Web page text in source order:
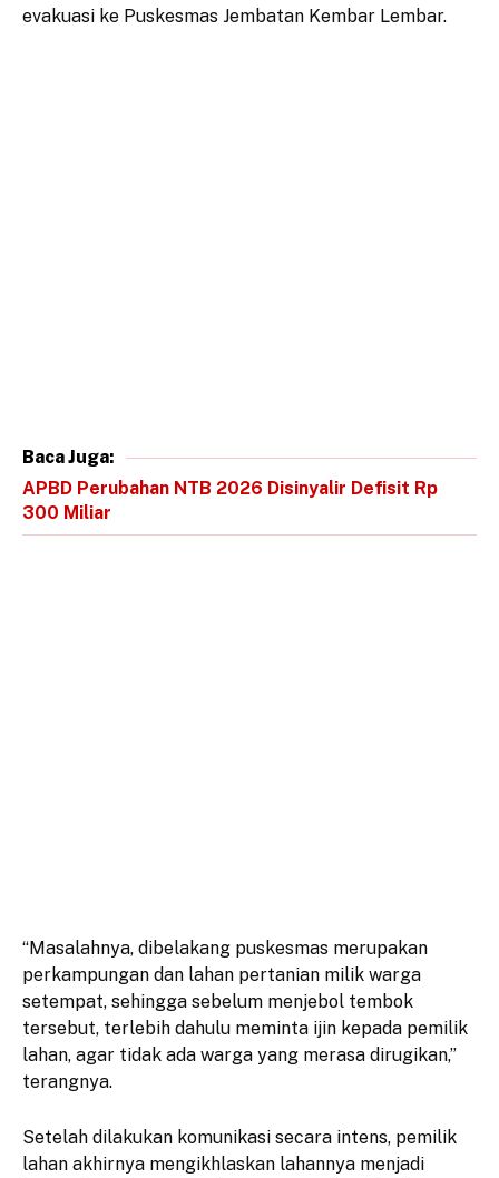
evakuasi ke Puskesmas Jembatan Kembar Lembar.
Baca Juga:
APBD Perubahan NTB 2026 Disinyalir Defisit Rp
300 Miliar
“Masalahnya, dibelakang puskesmas merupakan
perkampungan dan lahan pertanian milik warga
setempat, sehingga sebelum menjebol tembok
tersebut, terlebih dahulu meminta ijin kepada pemilik
lahan, agar tidak ada warga yang merasa dirugikan,”
terangnya.
Setelah dilakukan komunikasi secara intens, pemilik
lahan akhirnya mengikhlaskan lahannya menjadi